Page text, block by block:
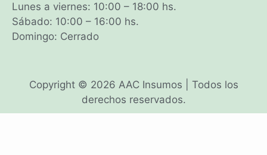
Lunes a viernes: 10:00 – 18:00 hs.
Sábado: 10:00 – 16:00 hs.
Domingo: Cerrado
Copyright © 2026 AAC Insumos | Todos los
derechos reservados.